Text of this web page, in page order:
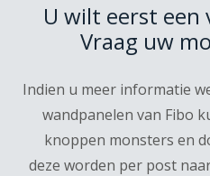
U wilt eerst een
Vraag uw
Indien u meer informatie
wandpanelen van Fibo
knoppen monsters en
deze worden per post